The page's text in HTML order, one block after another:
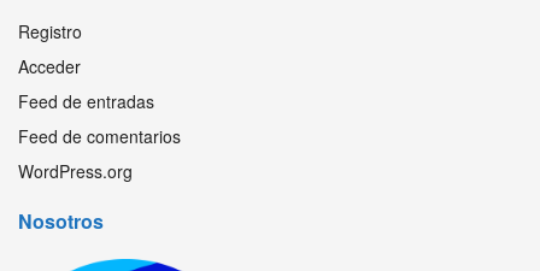
Registro
Acceder
Feed de entradas
Feed de comentarios
WordPress.org
Nosotros